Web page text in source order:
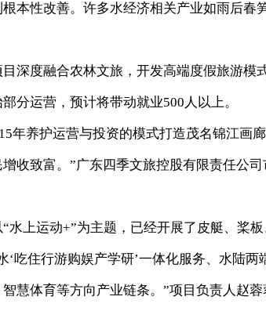
本性改善。许多水经济相关产业如雨后春
深度融合农林文旅，开发高端度假旅游模
分运营，预计将带动就业500人以上。
年养护运营与投资的模式打造茂名锦江画
收致富。”广东四季文旅控股有限责任公司
水上运动+”为主题，已经开展了皮艇、桨
吃住行游购娱产学研’一体化服务、水陆两
慧体育等方向产业链条。”项目负责人赵蓉